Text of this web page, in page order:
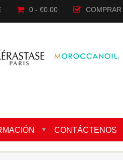
0 - €0.00 COMPRAR
▼ CONTÁCTENOS